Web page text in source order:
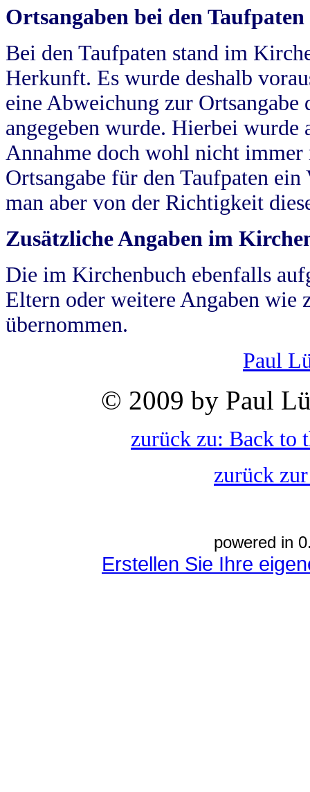
Ortsangaben bei den Taufpaten
Bei den Taufpaten stand im
Herkunft. Es wurde deshalb
eine Abweichung zur
angegeben wurde. Hierbei wurde
Annahme doch wohl nicht
Ortsangabe für den Taufpaten
man aber von der Richtigkeit
Zusätzliche Angaben im
Die im Kirchenbuch ebenfalls
Eltern oder weitere Angaben wie
übernommen.
Paul
© 2009 by Paul
zurück zu: Back to
zurück
powered in
Erstellen Sie Ihre